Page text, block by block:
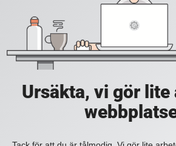
Ursäkta, vi gör lite